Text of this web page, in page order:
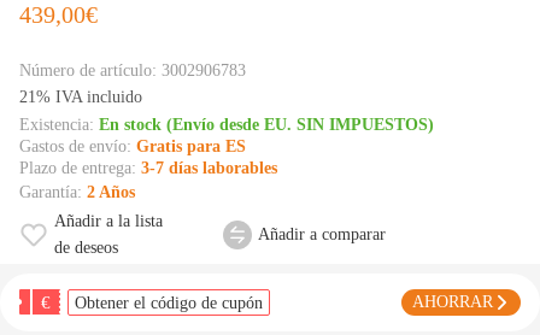
439,00€
Número de artículo: 3002906783
21% IVA incluido
Existencia: En stock (Envío desde EU. SIN IMPUESTOS)
Gastos de envío: Gratis para ES
Plazo de entrega: 3-7 días laborables
Garantía: 2 Años
Añadir a la lista
de deseos
Añadir a comparar
€ Obtener el código de cupón AHORRAR